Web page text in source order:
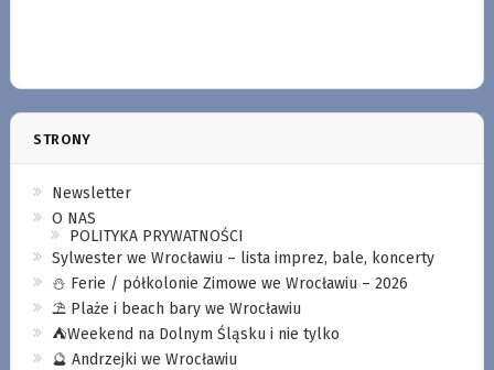
STRONY
Newsletter
O NAS
POLITYKA PRYWATNOŚCI
Sylwester we Wrocławiu – lista imprez, bale, koncerty
⛄️ Ferie / półkolonie Zimowe we Wrocławiu – 2026
⛱️ Plaże i beach bary we Wrocławiu
⛺️Weekend na Dolnym Śląsku i nie tylko
🔮 Andrzejki we Wrocławiu